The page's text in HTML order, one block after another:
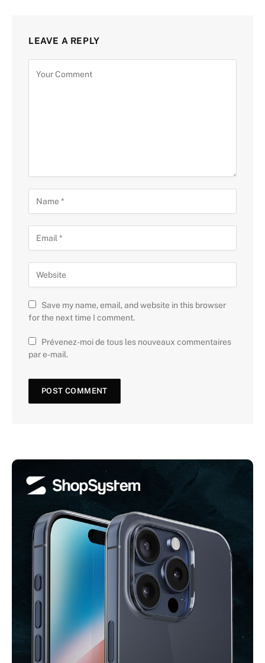
LEAVE A REPLY
Save my name, email, and website in this browser
for the next time I comment.
Prévenez-moi de tous les nouveaux commentaires
par e-mail.